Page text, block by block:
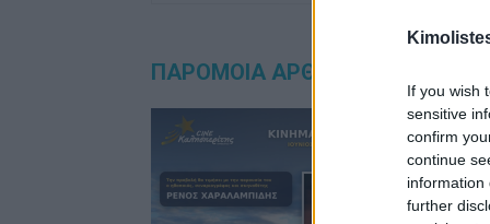
If you wish
sensitive
confirm
continue
information
further
ΠΑΡΟΜΟΙΑ ΑΡΘΡΑ